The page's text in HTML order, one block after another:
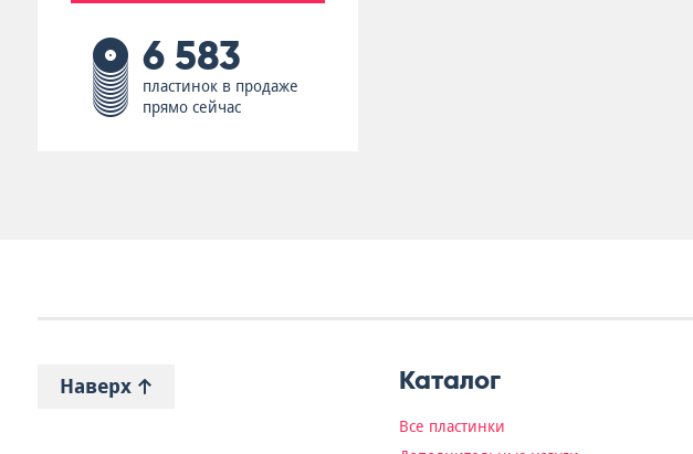
6 583
пластинок в продаже
прямо сейчас
Наверх Каталог
Все пластинки